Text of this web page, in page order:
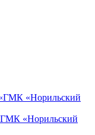
«Норильский
«Норильский